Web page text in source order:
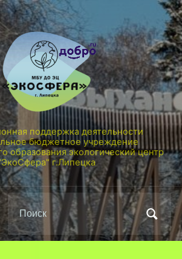
поддержка деятельности
бюджетное учреждение
образования экологический центр
г.Липецка
Поиск
по: